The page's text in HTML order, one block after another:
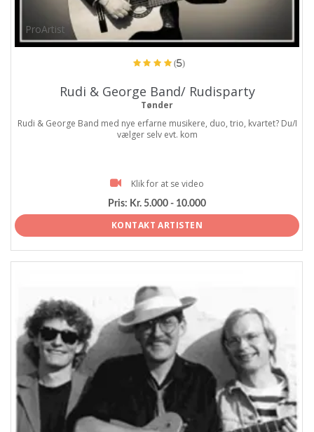
ProArtist
(5)
Rudi & George Band/ Rudisparty
Tønder
Rudi & George Band med nye erfarne musikere, duo, trio, kvartet? Du/I
vælger selv evt. kom
Klik for at se video
Pris: Kr. 5.000 - 10.000
KONTAKT ARTISTEN